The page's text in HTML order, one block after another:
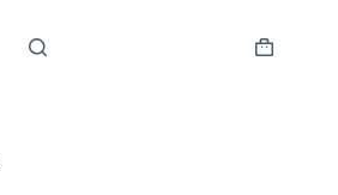
Shopping